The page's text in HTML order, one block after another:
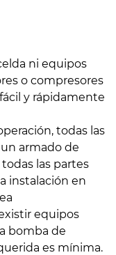
ni equipos
o compresores
y rápidamente
todas las
armado de
las partes
instalación en
equipos
bomba de
es mínima.